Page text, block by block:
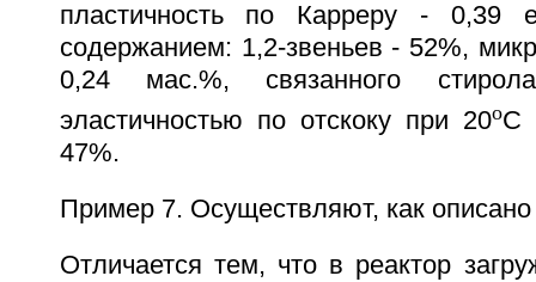
пластичность по Карреру -
содержанием: 1,2-звеньев - 52%,
0,24 мас.%, связанного
эластичностью по отскоку при 20oС
47%.
Пример 7. Осуществляют, как
Отличается тем, что в реактор